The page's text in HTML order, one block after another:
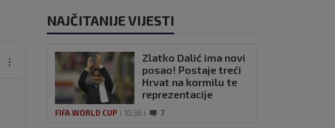
NAJČITANIJE VIJESTI
Zlatko Dalić ima novi
posao! Postaje treći
Hrvat na kormilu te
reprezentacije
FIFA WORLD CUP 10:36 7